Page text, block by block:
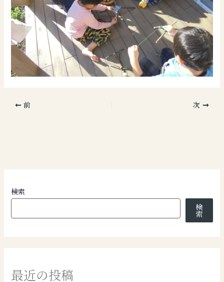
前 次
検索
検
索
最近の投稿